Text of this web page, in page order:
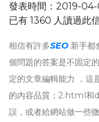
發表時間：2019-
已有 1360 人讀過此
相信有許多SEO 新手都
個問題的答案是不固定
定的文章編輯能力 ，這
的內容品質；2.html和
誤，或者給網站做一些